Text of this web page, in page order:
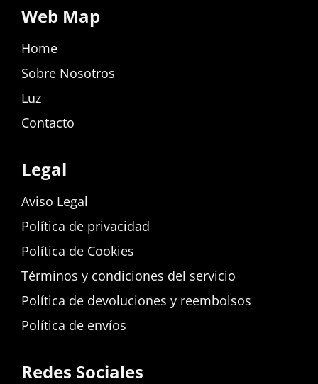
Web Map
Home
Sobre Nosotros
Luz
Contacto
Legal
Aviso Legal
Política de privacidad
Política de Cookies
Términos y condiciones del servicio
Política de devoluciones y reembolsos
Política de envíos
Redes Sociales